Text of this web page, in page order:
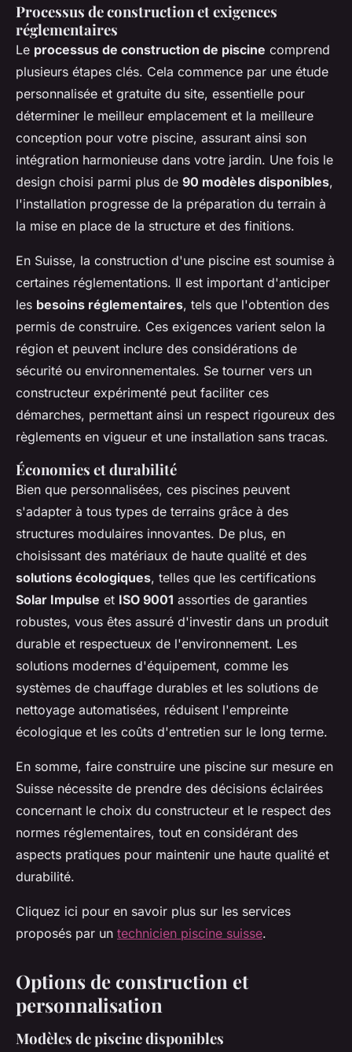
Processus de construction et exigences
réglementaires
Le processus de construction de piscine comprend
plusieurs étapes clés. Cela commence par une étude
personnalisée et gratuite du site, essentielle pour
déterminer le meilleur emplacement et la meilleure
conception pour votre piscine, assurant ainsi son
intégration harmonieuse dans votre jardin. Une fois le
design choisi parmi plus de 90 modèles disponibles,
l'installation progresse de la préparation du terrain à
la mise en place de la structure et des finitions.
En Suisse, la construction d'une piscine est soumise à
certaines réglementations. Il est important d'anticiper
les besoins réglementaires, tels que l'obtention des
permis de construire. Ces exigences varient selon la
région et peuvent inclure des considérations de
sécurité ou environnementales. Se tourner vers un
constructeur expérimenté peut faciliter ces
démarches, permettant ainsi un respect rigoureux des
règlements en vigueur et une installation sans tracas.
Économies et durabilité
Bien que personnalisées, ces piscines peuvent
s'adapter à tous types de terrains grâce à des
structures modulaires innovantes. De plus, en
choisissant des matériaux de haute qualité et des
solutions écologiques, telles que les certifications
Solar Impulse et ISO 9001 assorties de garanties
robustes, vous êtes assuré d'investir dans un produit
durable et respectueux de l'environnement. Les
solutions modernes d'équipement, comme les
systèmes de chauffage durables et les solutions de
nettoyage automatisées, réduisent l'empreinte
écologique et les coûts d'entretien sur le long terme.
En somme, faire construire une piscine sur mesure en
Suisse nécessite de prendre des décisions éclairées
concernant le choix du constructeur et le respect des
normes réglementaires, tout en considérant des
aspects pratiques pour maintenir une haute qualité et
durabilité.
Cliquez ici pour en savoir plus sur les services
proposés par un technicien piscine suisse.
Options de construction et
personnalisation
Modèles de piscine disponibles